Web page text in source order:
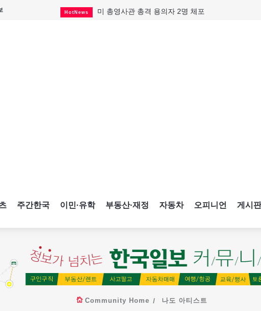
HotNews 미 총영사관 총격 용의자 2명 체포
주간한국 이민·유학 부동산·재정 자동차 오피니언 게시판
Community Home 나도 아티스트